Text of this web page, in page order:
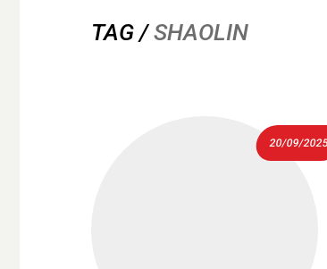
TAG /SHAOLIN
20/09/